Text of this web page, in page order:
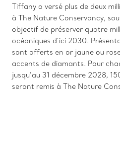
Tiffany a versé plus de deux
à The Nature Conservancy,
objectif de préserver quatre
océaniques d’ici 2030.
sont offerts en or jaune ou
accents de diamants. Pour
jusqu’au 31 décembre 2028,
seront remis à The Nature